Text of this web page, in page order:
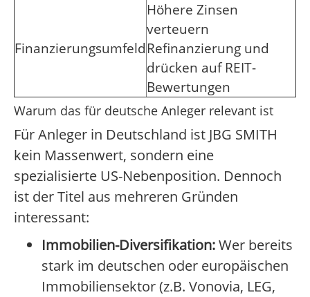
Finanzierungsumfeld
Höhere Zinsen
verteuern
Refinanzierung und
drücken auf REIT-
Bewertungen
Warum das für deutsche Anleger relevant ist
Für Anleger in Deutschland ist JBG SMITH
kein Massenwert, sondern eine
spezialisierte US-Nebenposition. Dennoch
ist der Titel aus mehreren Gründen
interessant:
Immobilien-Diversifikation:Wer bereits
stark im deutschen oder europäischen
Immobiliensektor (z.B. Vonovia, LEG,